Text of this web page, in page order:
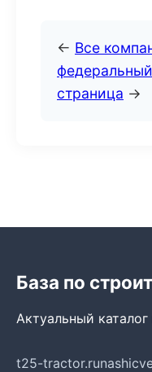
← Все
страница →
База по
Актуальный
t25-tractor.ru